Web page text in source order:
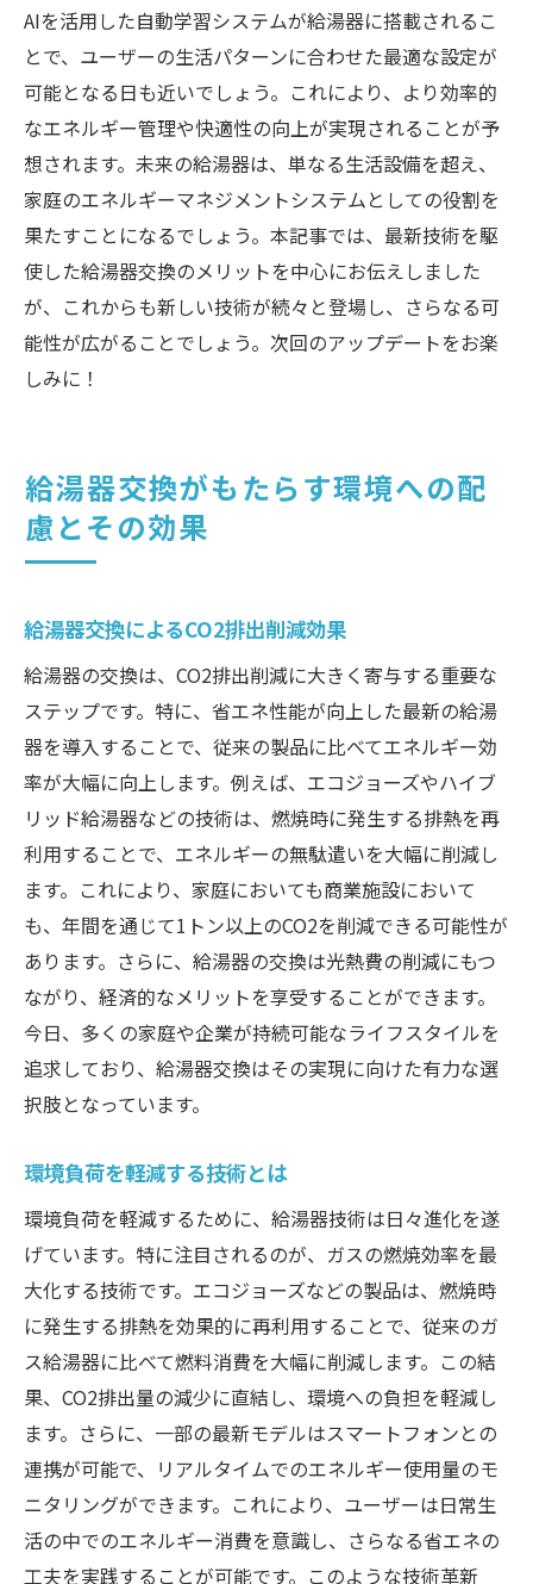
AIを活用した自動学習システムが給湯器に搭載されるこ
とで、ユーザーの生活パターンに合わせた最適な設定が
可能となる日も近いでしょう。これにより、より効率的
なエネルギー管理や快適性の向上が実現されることが予
想されます。未来の給湯器は、単なる生活設備を超え、
家庭のエネルギーマネジメントシステムとしての役割を
果たすことになるでしょう。本記事では、最新技術を駆
使した給湯器交換のメリットを中心にお伝えしました
が、これからも新しい技術が続々と登場し、さらなる可
能性が広がることでしょう。次回のアップデートをお楽
しみに！
給湯器交換がもたらす環境への配
慮とその効果
給湯器交換によるCO2排出削減効果
給湯器の交換は、CO2排出削減に大きく寄与する重要な
ステップです。特に、省エネ性能が向上した最新の給湯
器を導入することで、従来の製品に比べてエネルギー効
率が大幅に向上します。例えば、エコジョーズやハイブ
リッド給湯器などの技術は、燃焼時に発生する排熱を再
利用することで、エネルギーの無駄遣いを大幅に削減し
ます。これにより、家庭においても商業施設において
も、年間を通じて1トン以上のCO2を削減できる可能性が
あります。さらに、給湯器の交換は光熱費の削減にもつ
ながり、経済的なメリットを享受することができます。
今日、多くの家庭や企業が持続可能なライフスタイルを
追求しており、給湯器交換はその実現に向けた有力な選
択肢となっています。
環境負荷を軽減する技術とは
環境負荷を軽減するために、給湯器技術は日々進化を遂
げています。特に注目されるのが、ガスの燃焼効率を最
大化する技術です。エコジョーズなどの製品は、燃焼時
に発生する排熱を効果的に再利用することで、従来のガ
ス給湯器に比べて燃料消費を大幅に削減します。この結
果、CO2排出量の減少に直結し、環境への負担を軽減し
ます。さらに、一部の最新モデルはスマートフォンとの
連携が可能で、リアルタイムでのエネルギー使用量のモ
ニタリングができます。これにより、ユーザーは日常生
活の中でのエネルギー消費を意識し、さらなる省エネの
工夫を実践することが可能です。このような技術革新